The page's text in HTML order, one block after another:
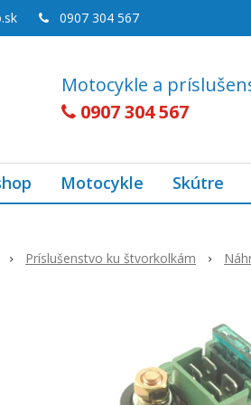
Motocykle a
0907 304 567
0907 304 567
Motocykle Skútre
Príslušenstvo ku štvorkolkám